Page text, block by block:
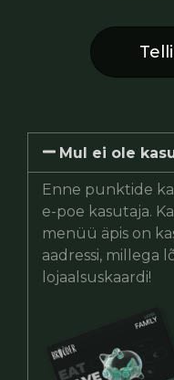
Mul ei ole
Enne punktide
e-poe kasutaja.
menüü äpis on
aadressi, millega
lojaalsuskaardi!